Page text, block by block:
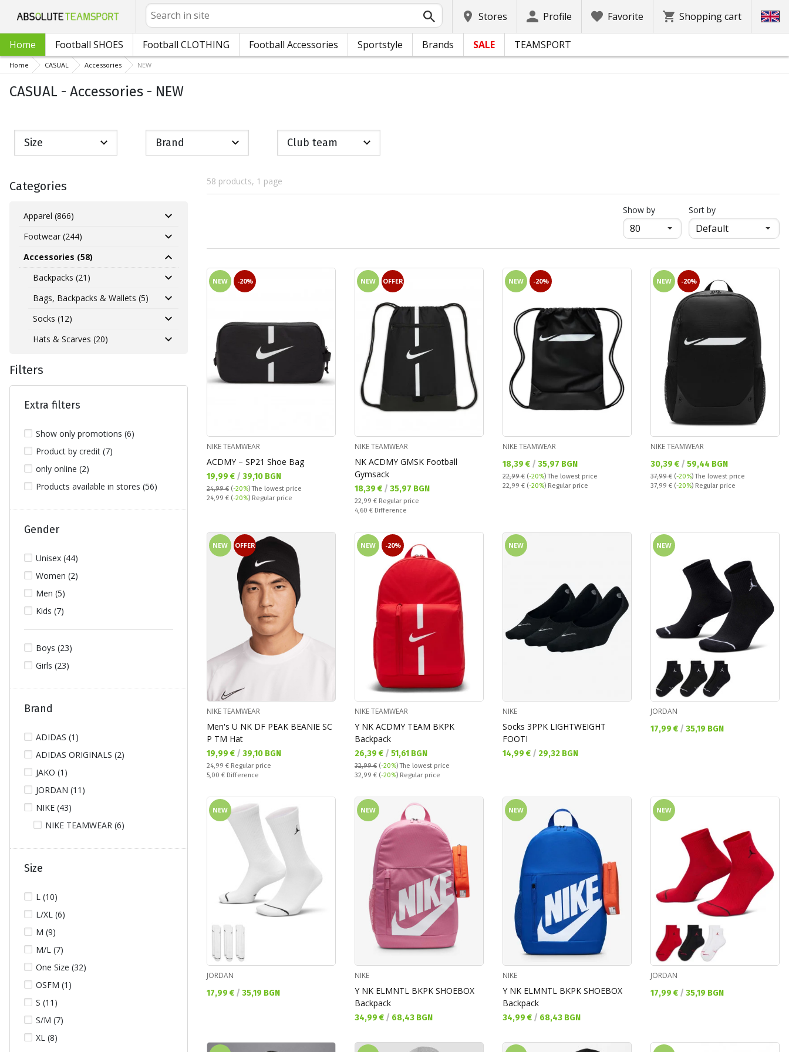
Search
Stores Profile Favorite Shopping cart
Home Football SHOES Football CLOTHING Football Accessories Sportstyle Brands SALE TEAMSPORT
Home CASUAL Accessories NEW
CASUAL - Accessories - NEW
Size Brand Club team
Categories
Apparel (866)
Footwear (244)
Accessories (58)
Backpacks (21)
Bags, Backpacks & Wallets (5)
Socks (12)
Hats & Scarves (20)
Filters
Extra filters
Show only promotions (6)
Product by credit (7)
only online (2)
Products available in stores (56)
Gender
Unisex (44)
Women (2)
Men (5)
Kids (7)
Boys (23)
Girls (23)
Brand
ADIDAS (1)
ADIDAS ORIGINALS (2)
JAKO (1)
JORDAN (11)
NIKE (43)
NIKE TEAMWEAR (6)
Size
L (10)
L/XL (6)
M (9)
M/L (7)
One Size (32)
OSFM (1)
S (11)
S/M (7)
XL (8)
58 products, 1 page
Show byпродукти на страница
Sort by
NEW -20%
NIKE TEAMWEAR
ACDMY – SP21 Shoe Bag
Текуща цена:
19,99 € / 39,10 BGN
24,99 € (-20%)The lowest price
Regular price:
24,99 € (-20%) Regular price
NEW OFFER
NIKE TEAMWEAR
NK ACDMY GMSK Football
Gymsack
Текуща цена:
18,39 € / 35,97 BGN
Regular price:
22,99 € Regular price
Спестявате:
4,60 € Difference
NEW -20%
NIKE TEAMWEAR
Текуща цена:
18,39 € / 35,97 BGN
22,99 € (-20%)The lowest price
Regular price:
22,99 € (-20%) Regular price
NEW -20%
NIKE TEAMWEAR
Текуща цена:
30,39 € / 59,44 BGN
37,99 € (-20%)The lowest price
Regular price:
37,99 € (-20%) Regular price
NEW OFFER
NIKE TEAMWEAR
Men's U NK DF PEAK BEANIE SC
P TM Hat
Текуща цена:
19,99 € / 39,10 BGN
Regular price:
24,99 € Regular price
Спестявате:
5,00 € Difference
NEW -20%
NIKE TEAMWEAR
Y NK ACDMY TEAM BKPK
Backpack
Текуща цена:
26,39 € / 51,61 BGN
32,99 € (-20%)The lowest price
Regular price:
32,99 € (-20%) Regular price
NEW
NIKE
Socks 3PPK LIGHTWEIGHT
FOOTI
Текуща цена:
14,99 € / 29,32 BGN
NEW
JORDAN
Текуща цена:
17,99 € / 35,19 BGN
NEW
JORDAN
Текуща цена:
17,99 € / 35,19 BGN
NEW
NIKE
Y NK ELMNTL BKPK SHOEBOX
Backpack
Текуща цена:
34,99 € / 68,43 BGN
NEW
NIKE
Y NK ELMNTL BKPK SHOEBOX
Backpack
Текуща цена:
34,99 € / 68,43 BGN
NEW
JORDAN
Текуща цена:
17,99 € / 35,19 BGN